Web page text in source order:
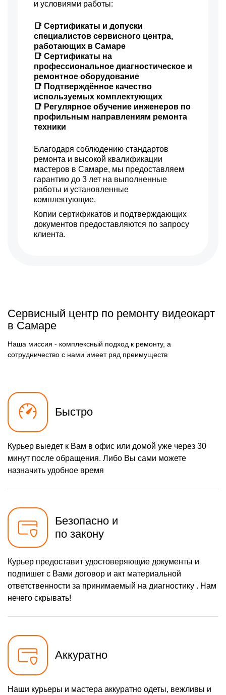
и условиями работы:
📑 Сертификаты и допуски
специалистов сервисного центра,
работающих в Самаре
📑 Сертификаты на
профессиональное диагностическое и
ремонтное оборудование
📑 Подтверждённое качество
используемых комплектующих
📑 Регулярное обучение инженеров по
профильным направлениям ремонта
техники
Благодаря соблюдению стандартов
ремонта и высокой квалификации
мастеров в Самаре, мы предоставляем
гарантию до 3 лет на выполненные
работы и установленные
комплектующие.
Копии сертификатов и подтверждающих
документов предоставляются по запросу
клиента.
Сервисный центр по ремонту видеокарт
в Самаре
Наша миссия - комплексный подход к ремонту, а
сотрудничество с нами имеет ряд преимуществ
Быстро
Курьер выедет к Вам в офис или домой уже через 30
минут после обращения. Либо Вы сами можете
назначить удобное время
Безопасно и
по закону
Курьер предоставит удостоверяющие документы и
подпишет с Вами договор и акт материальной
ответственности за принимаемый на диагностику . Нам
нечего скрывать!
Аккуратно
Наши курьеры и мастера аккуратно одеты, вежливы и